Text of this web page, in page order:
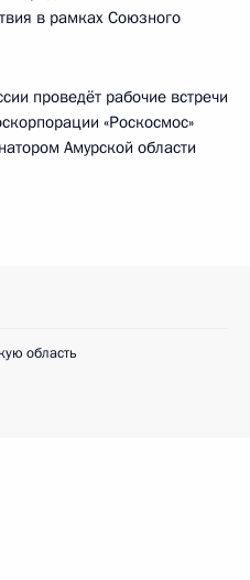
в рамках Союзного
проведёт рабочие встречи
«Роскосмос»
Амурской области
область